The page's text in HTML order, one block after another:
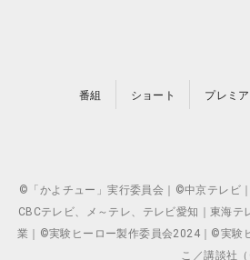
番組 ショート プレミ
©「かよチュー」実行委員会｜©中京テレビ
CBCテレビ、メ～テレ、テレビ愛知｜東海
業｜©実験ヒーロー製作委員会2024｜©実験
こ／講談社